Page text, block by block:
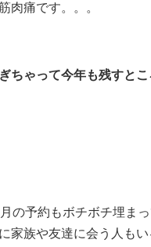
肉痛です。。。
ちゃって今年も残すと
の予約もボチボチ埋ま
家族や友達に会う人も